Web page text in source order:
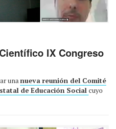
IX Congreso
unanueva reunión del Comité
de Educación Social cuyo